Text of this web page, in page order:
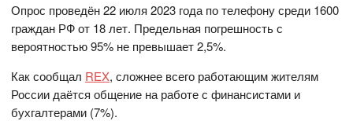
Опрос проведён 22 июля 2023 года по телефону среди 1600
граждан РФ от 18 лет. Предельная погрешность с
вероятностью 95% не превышает 2,5%.
Как сообщал REX, сложнее всего работающим жителям
России даётся общение на работе с финансистами и
бухгалтерами (7%).